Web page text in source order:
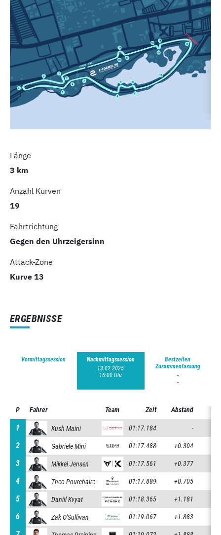
Länge
3 km
Anzahl Kurven
19
Fahrtrichtung
Gegen den Uhrzeigersinn
Attack-Zone
Kurve 13
ERGEBNISSE
Vormittagssession
Nachmittagssession
13.02.2025
16:00 Uhr
Bestzeiten
Zusammenfassung
-
-
P Fahrer Team Zeit Abstand
1 Kush Maini 01:17.184 -
2 Gabriele Mini 01:17.488 +0.304
3 Mikkel Jensen 01:17.561 +0.377
4 Theo Pourchaire 01:17.889 +0.705
5 Daniil Kvyat 01:18.365 +1.181
6 Zak O'Sullivan 01:19.067 +1.883
P
1
2
3
4
5
6